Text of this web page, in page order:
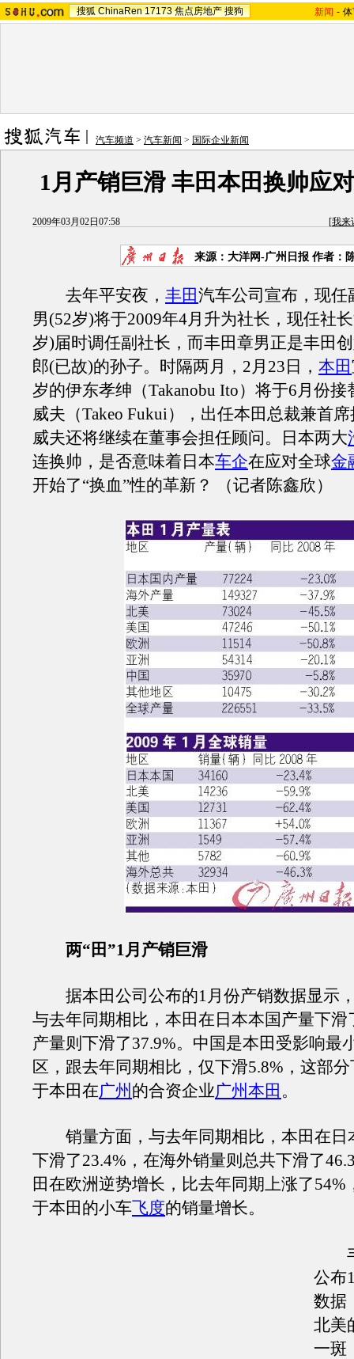
搜狐 ChinaRen 17173 焦点房地产 搜狗 新闻 -
汽车频道 > 汽车新闻 > 国际企业新闻
1月产销巨滑 丰田本田换帅应
2009年03月02日07:58 [我来
来源：大洋网-广州日报 作者：
去年平安夜， 丰田汽车公司宣布，现任
男(52岁)将于2009年4月升为社长，现任社
岁)届时调任副社长，而丰田章男正是丰田
郎(已故)的孙子。时隔两月，2月23日， 本田
岁的伊东孝绅（Takanobu Ito）将于6月份接
威夫（Takeo Fukui），出任本田总裁兼首
威夫还将继续在董事会担任顾问。日本两大
连换帅，是否意味着日本车企在应对全球金
开始了“换血”性的革新？ （记者陈鑫欣）
两“田”1月产销巨滑
据本田公司公布的1月份产销数据显示
与去年同期相比，本田在日本本国产量下滑
产量则下滑了37.9%。中国是本田受影响最
区，跟去年同期相比，仅下滑5.8%，这部
于本田在广州 的合资企业广州本田 。
销量方面，与去年同期相比，本田在日
下滑了23.4%，在海外销量则总共下滑了
田在欧洲逆势增长，比去年同期上涨了54%
于本田的小车飞度的销量增长。
丰
公布
数据
北美
一斑